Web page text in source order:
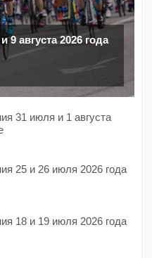
августа 2026 года
31 июля и 1 августа
25 и 26 июля 2026 года
18 и 19 июля 2026 года